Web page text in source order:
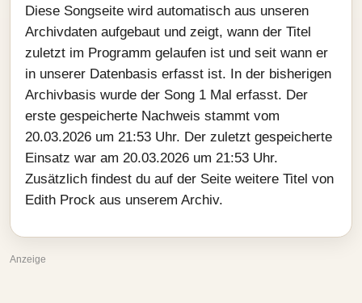
Diese Songseite wird automatisch aus unseren
Archivdaten aufgebaut und zeigt, wann der Titel
zuletzt im Programm gelaufen ist und seit wann er
in unserer Datenbasis erfasst ist. In der bisherigen
Archivbasis wurde der Song 1 Mal erfasst. Der
erste gespeicherte Nachweis stammt vom
20.03.2026 um 21:53 Uhr. Der zuletzt gespeicherte
Einsatz war am 20.03.2026 um 21:53 Uhr.
Zusätzlich findest du auf der Seite weitere Titel von
Edith Prock aus unserem Archiv.
Anzeige